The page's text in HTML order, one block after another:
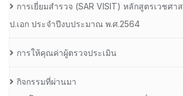
การเยี่ยมสํารวจ (SAR VISIT) หลักสูตรเวชศา
ป.เอก ประจําปีงบประมาณ พ.ศ.2564
การให้คุณค่าผู้ตรวจประเมิน
กิจกรรมที่ผ่านมา